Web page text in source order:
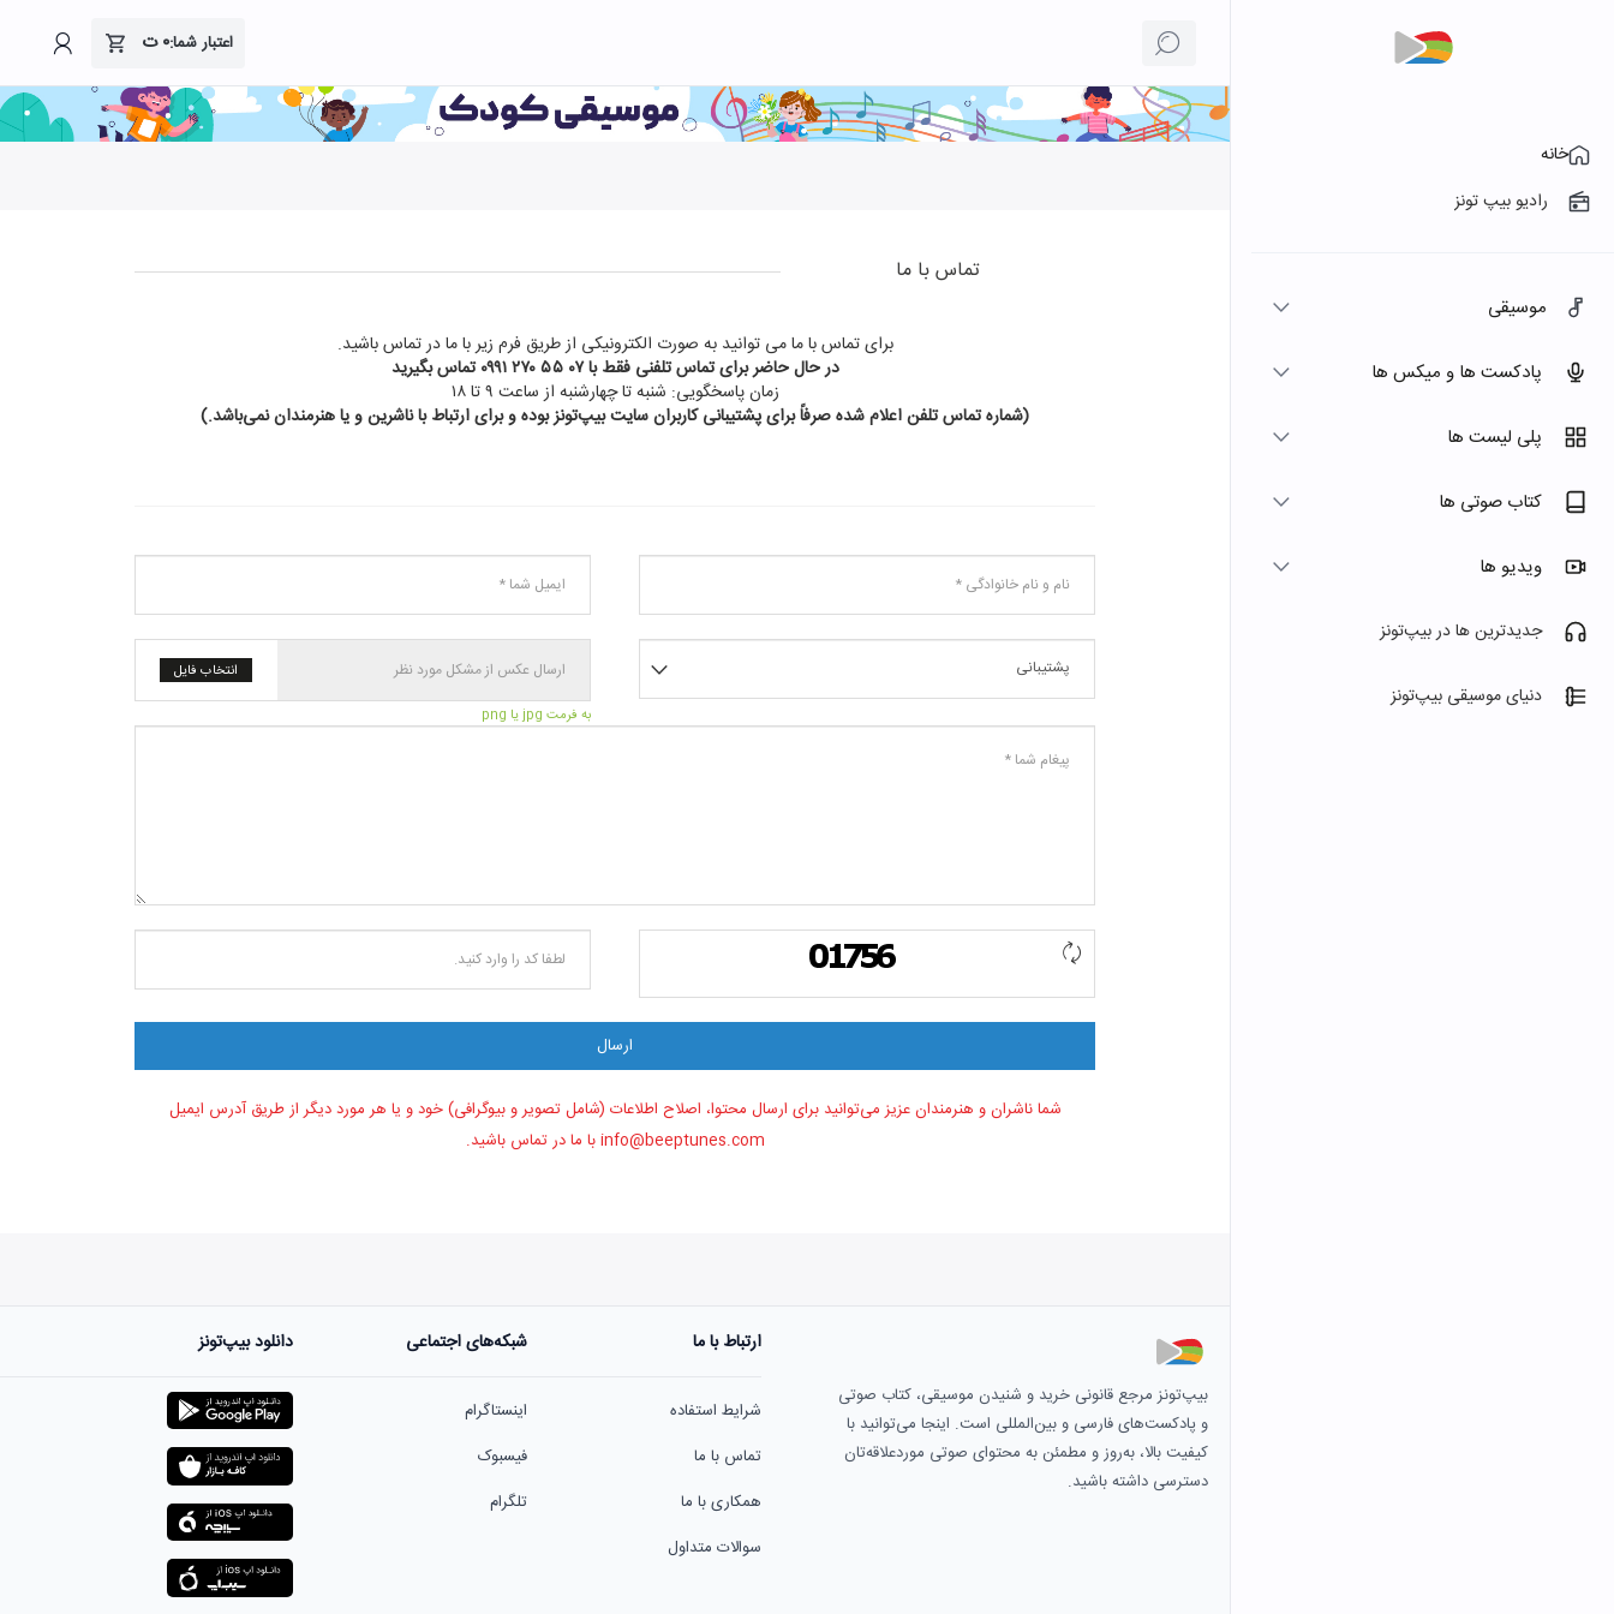
اعتبار شما:۰ت
خانه
رادیو بیپ تونز
موسیقی
پادکست ها و میکس ها
پلی لیست ها
کتاب صوتی ها
ویدیو ها
جدیدترین ها در بیپ‌تونز
دنیای موسیقی بیپ‌تونز
تماس با ما
برای تماس با ما می توانید به صورت الکترونیکی از طریق فرم زیر با ما در تماس باشید.
در حال حاضر برای تماس تلفنی فقط با۰۹۹۱ ۲۷۰ ۵۵ ۰۷تماس بگیرید
زمان پاسخگویی: شنبه تا چهارشنبه از ساعت ۹ تا ۱۸
(شماره تماس تلفن اعلام شده صرفاً برای پشتیبانی کاربران سایت بیپ‌تونز بوده و برای ارتباط با ناشرین و یا هنرمندان نمی‌باشد.)
نام
نام
خانوادگی
ایمیل
موضوع
تماس
شما*
انتخاب فایل
به فرمت jpg یا png
پیغام
لطفاً
را
ارسال
شما ناشران و هنرمندان عزیز می‌توانید برای ارسال محتوا، اصلاح اطلاعات (شامل تصویر و بیوگرافی) خود و یا هر مورد دیگر از طریق آدرس ایمیل
info@beeptunes.comبا ما در تماس باشید.
بیپ‌تونز مرجع قانونی خرید و شنیدن موسیقی، کتاب صوتی
و پادکست‌های فارسی و بین‌المللی است. اینجا می‌توانید با
کیفیت بالا، به‌روز و مطمئن به محتوای صوتی موردعلاقه‌تان
دسترسی داشته باشید.
ارتباط با ما
شرایط استفاده
تماس با ما
همکاری با ما
سوالات متداول
شبکه‌های اجتماعی
اینستاگرام
فیسبوک
تلگرام
دانلود بیپ‌تونز